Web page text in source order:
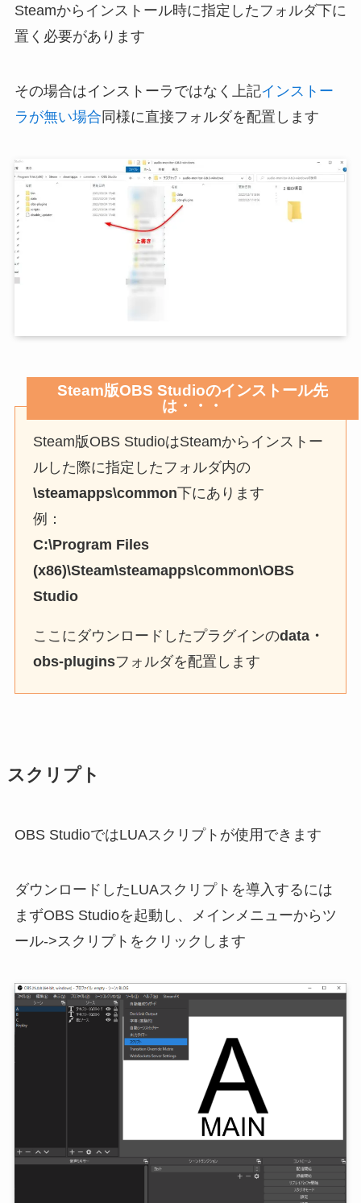
Steamからインストール時に指定したフォルダ下に
置く必要があります
その場合はインストーラではなく上記インストー
ラが無い場合 同様に直接フォルダを配置します
Steam版OBS Studioのインストール先
は・・・
Steam版OBS StudioはSteamからインストー
ルした際に指定したフォルダ内の
\steamapps\common下にあります
例：
C:\Program Files
(x86)\Steam\steamapps\common\OBS
Studio
ここにダウンロードしたプラグインのdata・
obs-pluginsフォルダを配置します
スクリプト
OBS StudioではLUAスクリプトが使用できます
ダウンロードしたLUAスクリプトを導入するには
まずOBS Studioを起動し、メインメニューからツ
ール->スクリプトをクリックします